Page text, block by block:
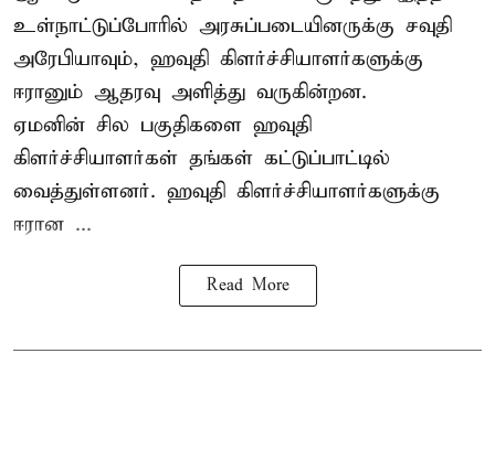
உள்நாட்டுப்போரில் அரசுப்படையினருக்கு சவுதி
அரேபியாவும், ஹவுதி கிளர்ச்சியாளர்களுக்கு
ஈரானும் ஆதரவு அளித்து வருகின்றன.
ஏமனின் சில பகுதிகளை ஹவுதி
கிளர்ச்சியாளர்கள் தங்கள் கட்டுப்பாட்டில்
வைத்துள்ளனர். ஹவுதி கிளர்ச்சியாளர்களுக்கு
ஈரான ...
Read More